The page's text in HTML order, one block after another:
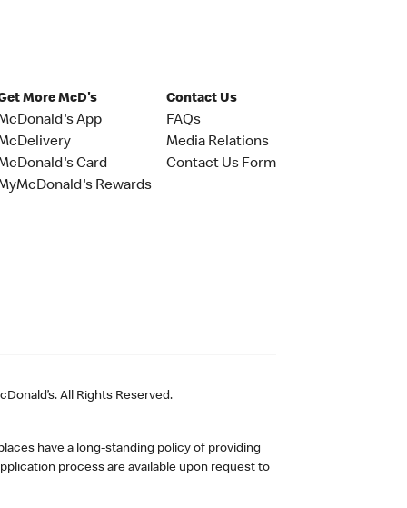
More McD's
App
Card
Rewards
Contact Us
FAQs
Media Relations
Contact Us Form
All Rights Reserved.
have a long-standing policy of providing
process are available upon request to